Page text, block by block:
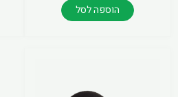
הוספה לסל